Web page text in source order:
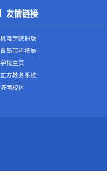
友情链接
机电学院旧版
青岛市科技局
学校主页
正方教务系统
济南校区